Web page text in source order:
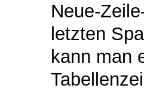
Neue-
letzten
kann man